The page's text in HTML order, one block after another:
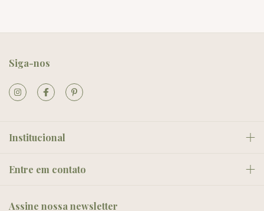
Siga-nos
Institucional
Entre em contato
Assine nossa newsletter